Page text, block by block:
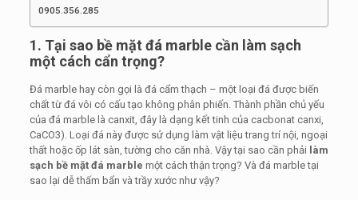
0905.356.285
1. Tại sao bề mặt đá marble cần làm sạch
một cách cẩn trọng?
Đá marble hay còn gọi là đá cẩm thạch – một loại đá được biến
chất từ đá vôi có cấu tạo không phân phiến. Thành phần chủ yếu
của đá marble là canxit, đây là dạng kết tinh của cacbonat canxi,
CaCO3). Loại đá này được sử dụng làm vật liệu trang trí nội, ngoại
thất hoặc ốp lát sàn, tường cho căn nhà. Vậy tại sao cần phải làm
sạch bề mặt đá marble một cách thận trọng? Và đá marble tại
sao lại dễ thấm bẩn và trầy xước như vậy?